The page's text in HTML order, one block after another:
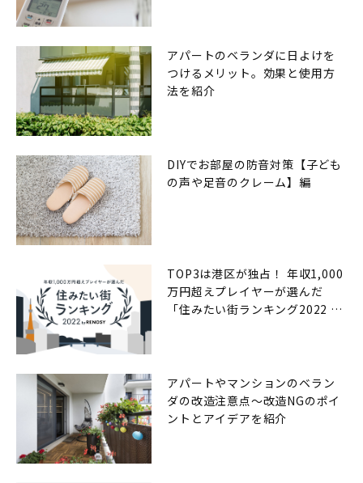
アパートのベランダに日よけを
つけるメリット。効果と使用方
法を紹介
DIYでお部屋の防音対策【子ども
の声や足音のクレーム】編
TOP3は港区が独占！ 年収1,000
万円超えプレイヤーが選んだ
「住みたい街ランキング2022 by
アパートやマンションのベラン
ダの改造注意点〜改造NGのポイ
ントとアイデアを紹介